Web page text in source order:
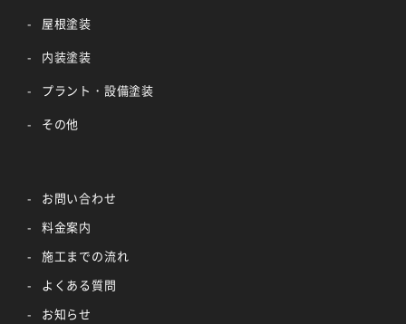
屋根塗装
内装塗装
プラント・設備塗装
その他
お問い合わせ
料金案内
施工までの流れ
よくある質問
お知らせ